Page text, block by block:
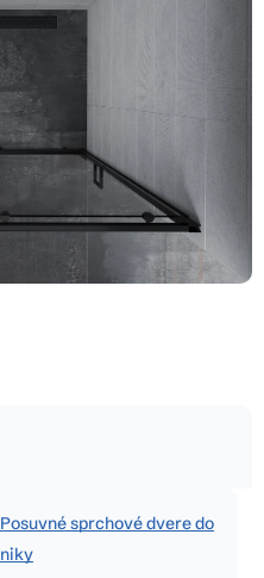
Posuvné sprchové dvere do
niky